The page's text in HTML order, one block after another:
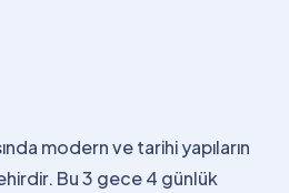
modern ve tarihi yapıların
Bu 3 gece 4 günlük